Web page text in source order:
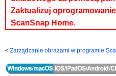
Zaktualizuj
ScanSnap Home.
Zarządzanie obrazami w programie